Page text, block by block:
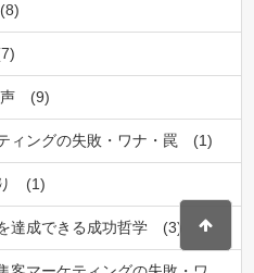
(8)
(9)
ィングの失敗・ワナ・罠 (1)
(1)
達成できる成功哲学 (3)